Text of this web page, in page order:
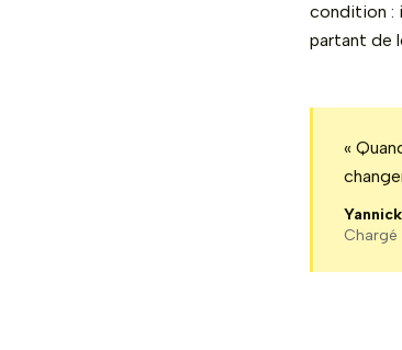
condition :
partant de
«